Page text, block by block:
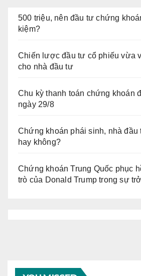
500 triệu, nên đầu tư chứng
kiệm?
Chiến lược đầu tư cổ phiếu vừa
cho nhà đầu tư
Chu kỳ thanh toán chứng khoán
ngày 29/8
Chứng khoán phái sinh, nhà đầu
hay không?
Chứng khoán Trung Quốc phục
trò của Donald Trump trong sự